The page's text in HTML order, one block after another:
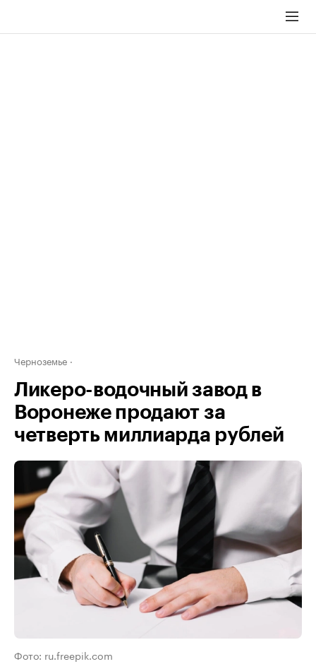
Черноземье
Ликеро-водочный завод в
Воронеже продают за
четверть миллиарда рублей
Фото: ru.freepik.com